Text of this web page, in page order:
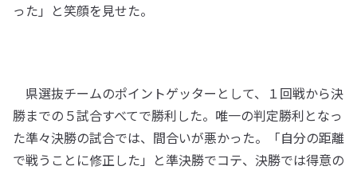
った」と笑顔を見せた。
県選抜チームのポイントゲッターとして、１回戦から決
勝までの５試合すべてで勝利した。唯一の判定勝利となっ
た準々決勝の試合では、間合いが悪かった。「自分の距離
で戦うことに修正した」と準決勝でコテ、決勝では得意の